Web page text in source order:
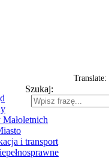
Translate:
Szukaj:
i transport